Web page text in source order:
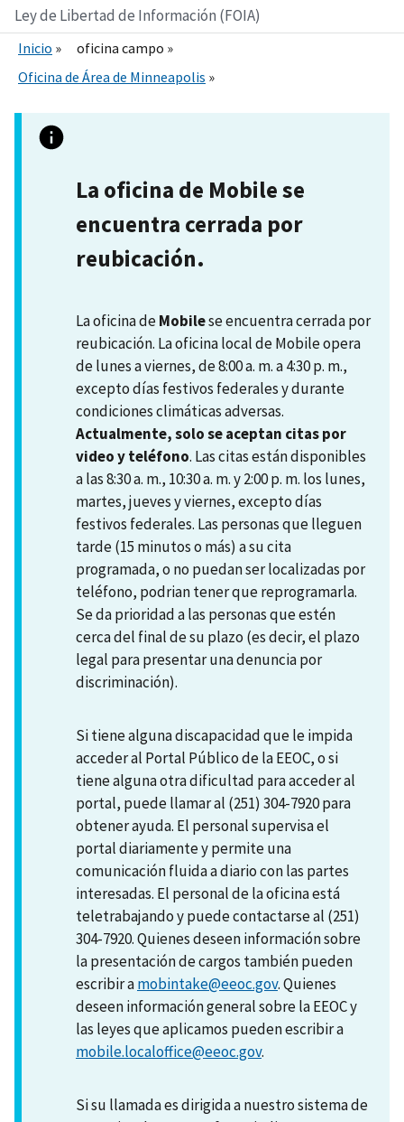
Ley de Libertad de Información (FOIA)
Inicio
oficina campo
Oficina de Área de Minneapolis
La oficina de Mobile se
encuentra cerrada por
reubicación.
La oficina deMobilese encuentra cerrada por
reubicación. La oficina local de Mobile opera
de lunes a viernes, de 8:00 a. m. a 4:30 p. m.,
excepto días festivos federales y durante
condiciones climáticas adversas.
Actualmente, solo se aceptan citas por
video y teléfono. Las citas están disponibles
a las 8:30 a. m., 10:30 a. m. y 2:00 p. m. los lunes,
martes, jueves y viernes, excepto días
festivos federales. Las personas que lleguen
tarde (15 minutos o más) a su cita
programada, o no puedan ser localizadas por
teléfono, podrian tener que reprogramarla.
Se da prioridad a las personas que estén
cerca del final de su plazo (es decir, el plazo
legal para presentar una denuncia por
discriminación).
Si tiene alguna discapacidad que le impida
acceder al Portal Público de la EEOC, o si
tiene alguna otra dificultad para acceder al
portal, puede llamar al (251) 304-7920 para
obtener ayuda. El personal supervisa el
portal diariamente y permite una
comunicación fluida a diario con las partes
interesadas. El personal de la oficina está
teletrabajando y puede contactarse al (251)
304-7920. Quienes deseen información sobre
la presentación de cargos también pueden
escribir amobintake@eeoc.gov. Quienes
deseen información general sobre la EEOC y
las leyes que aplicamos pueden escribir a
mobile.localoffice@eeoc.gov.
Si su llamada es dirigida a nuestro sistema de